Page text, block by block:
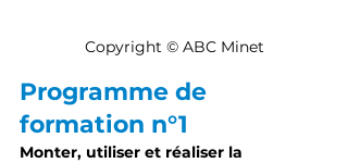
Copyright © ABC Minet
Programme de
formation n°1
Monter, utiliser et réaliser la